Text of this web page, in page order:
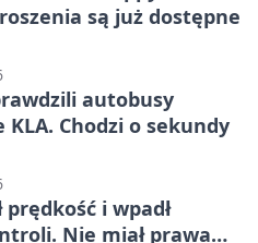
są już dostępne
autobusy
Chodzi o sekundy
prędkość i wpadł
Nie miał prawa